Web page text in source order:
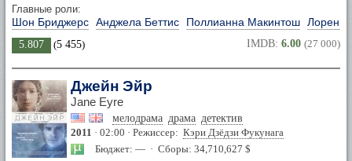
Главные роли:
Шон Бриджерс Анджела Беттис Поллианна Макинтош Лорен
5.807 (5 455) IMDB: 6.00 (27 000)
Джейн Эйр
Jane Eyre
мелодрама драма детектив
2011 · 02:00 · Режиссер: Кэри Дзёдзи Фукунага
Бюджет: — · Сборы: 34,710,627 $